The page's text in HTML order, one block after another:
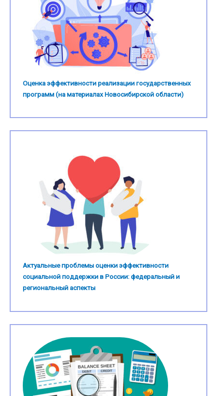
Оценка эффективности реализации государственных
программ (на материалах Новосибирской области)
Актуальные проблемы оценки эффективности
социальной поддержки в России: федеральный и
региональный аспекты